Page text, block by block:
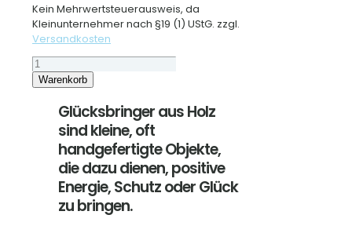
Kein Mehrwertsteuerausweis, da
Kleinunternehmer nach §19 (1) UStG. zzgl.
Versandkosten
Camper
Schlüsselanhänger"Atlantic"
Menge
Warenkorb
Glücksbringer aus Holz
sind kleine, oft
handgefertigte Objekte,
die dazu dienen, positive
Energie, Schutz oder Glück
zu bringen.